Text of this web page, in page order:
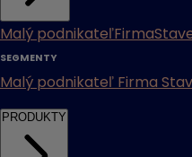
Malý podnikateľFirma
SEGMENTY
Malý podnikateľ Firma
PRODUKTY